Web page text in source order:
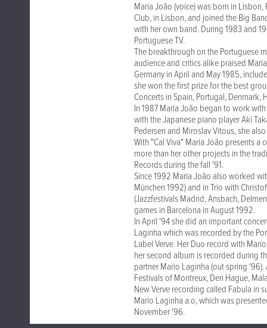
Maria João (voice) was born in
Club, in Lisbon, and joined the Big
with her own band. During 1983 and
Portuguese TV.
The breakthrough on the Portuguese
audience and critics alike praised
Germany in April and May 1985,
she won the first prize for the best
Concerts in Spain, Portugal,
In 1987 Maria João began to work
with the Japanese piano player Aki
Pedersen and Miroslav Vitous, she
With "Cal Viva" Maria João presents
more than her other projects in the
Records during the fall '91.
Since 1992 Maria João also worked
München 1992) and in Trio with
(Jazzfestivals Madrid, Ansbach,
games in Barcelona in August 1992.
In April '94 she did an important
Laginha which was recorded by the
Label Verve. Her Duo record with
her second album is recorded during
partner Mario Laginha (out spring
Festivals of Montreux, Den Hague,
New Verve recording called Fabula in
Mario Laginha a.o, which was
November '96.